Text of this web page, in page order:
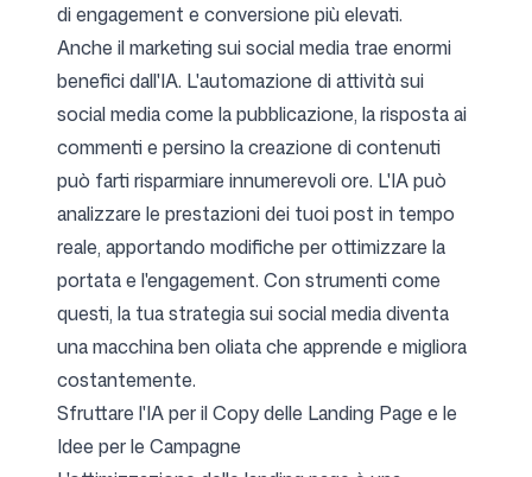
di engagement e conversione più elevati.
Anche il marketing sui social media trae enormi
benefici dall'IA. L'automazione di attività sui
social media come la pubblicazione, la risposta ai
commenti e persino la creazione di contenuti
può farti risparmiare innumerevoli ore. L'IA può
analizzare le prestazioni dei tuoi post in tempo
reale, apportando modifiche per ottimizzare la
portata e l'engagement. Con strumenti come
questi, la tua strategia sui social media diventa
una macchina ben oliata che apprende e migliora
costantemente.
Sfruttare l'IA per il Copy delle Landing Page e le
Idee per le Campagne